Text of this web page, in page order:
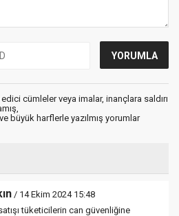
cümleler veya imalar, inançlara saldırı
büyük harflerle yazılmış yorumlar
/ 14 Ekim 2024 15:48
tüketicilerin can güvenliğine